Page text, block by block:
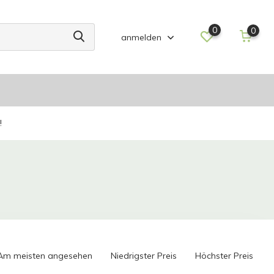
anmelden
0 0
meisten angesehen Niedrigster Preis Höchster Preis